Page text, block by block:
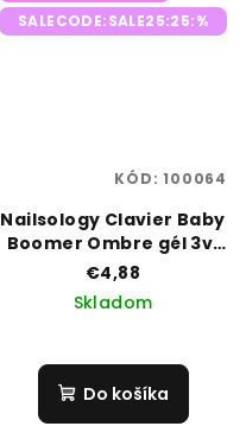
SALECODE:SALE25:25:%
Nailsology Clavier Baby
Boomer Ombre gél 3v1
3g R10 „Blueberry”,
€4,88
Skladom
Do košíka
KÓD:100064